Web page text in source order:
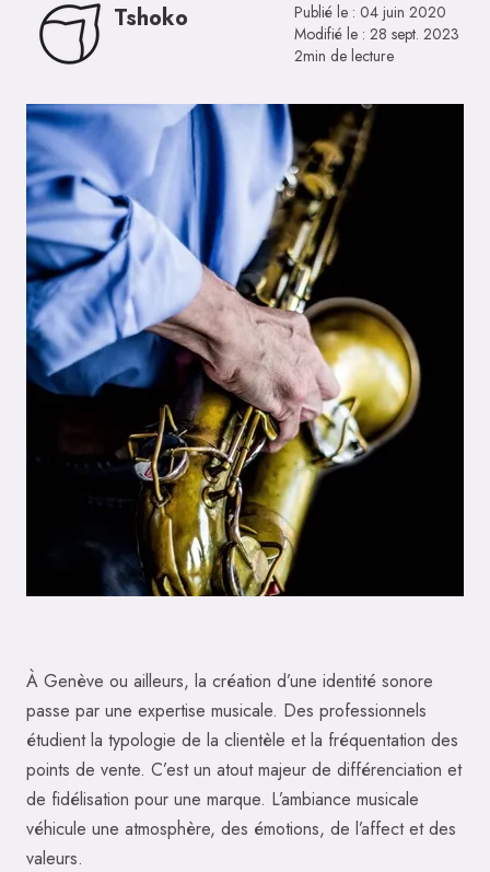
Tshoko Publié le : 04 juin 2020
Modifié le : 28 sept. 2023
2min de lecture
À Genève ou ailleurs, la création d’une identité sonore
passe par une expertise musicale. Des professionnels
étudient la typologie de la clientèle et la fréquentation des
points de vente. C’est un atout majeur de différenciation et
de fidélisation pour une marque. L’ambiance musicale
véhicule une atmosphère, des émotions, de l’affect et des
valeurs.